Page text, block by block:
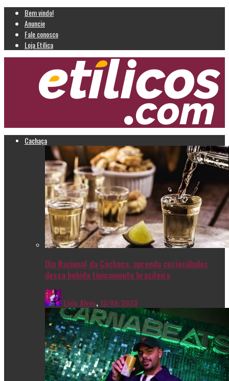
Bem vindo!
Anuncie
Fale conosco
Loja Etílica
Cachaça
Dia Nacional da Cachaça, aprenda curiosidades
dessa bebida tipicamente brasileira
Livia Alves,13/09/2023